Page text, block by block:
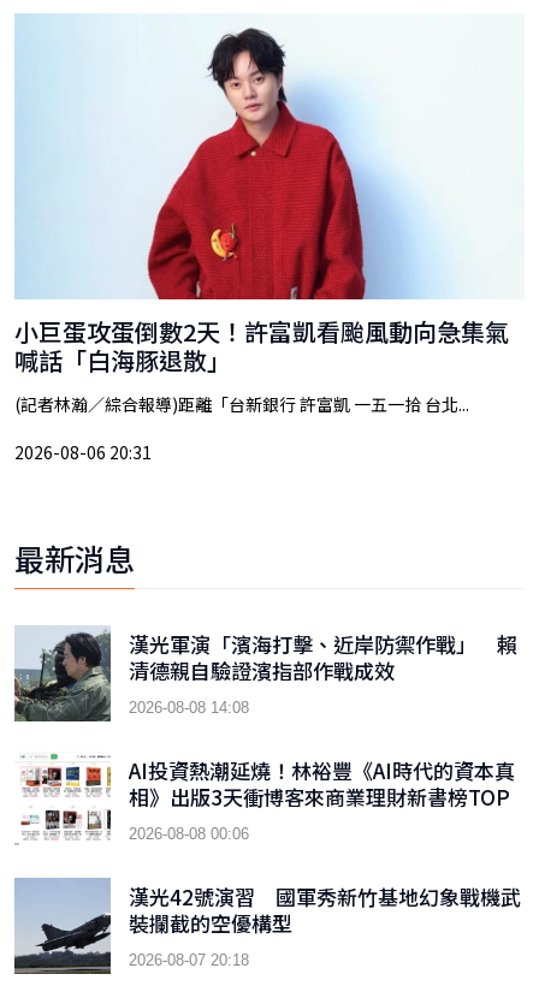
小巨蛋攻蛋倒數2天！許富凱看颱風動向急集氣
喊話「白海豚退散」
(記者林瀚／綜合報導)距離「台新銀行 許富凱 一五一拾 台北...
2026-08-06 20:31
最新消息
漢光軍演「濱海打擊、近岸防禦作戰」 賴
清德親自驗證濱指部作戰成效
2026-08-08 14:08
AI投資熱潮延燒！林裕豐《AI時代的資本真
相》出版3天衝博客來商業理財新書榜TOP
9
2026-08-08 00:06
漢光42號演習 國軍秀新竹基地幻象戰機武
裝攔截的空優構型
2026-08-07 20:18